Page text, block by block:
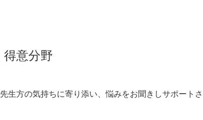
得意分野
先生方の気持ちに寄り添い、悩みをお聞きしサポート